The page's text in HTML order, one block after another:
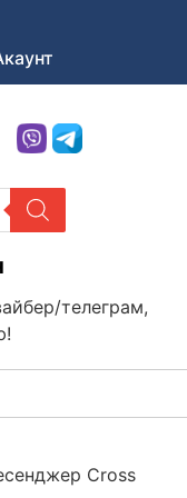
в Україні
телеграм,
Cross